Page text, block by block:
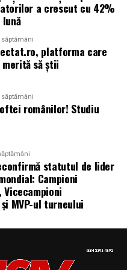
Romano-
pictor, tipograf,
ctitorul primei
s-a remarcat
religioase (în stil
istorică; participant
a crescut cu 42%
platforma care
să știi
românilor! Studiu
statutul de lider
Campioni
MVP-ul turneului